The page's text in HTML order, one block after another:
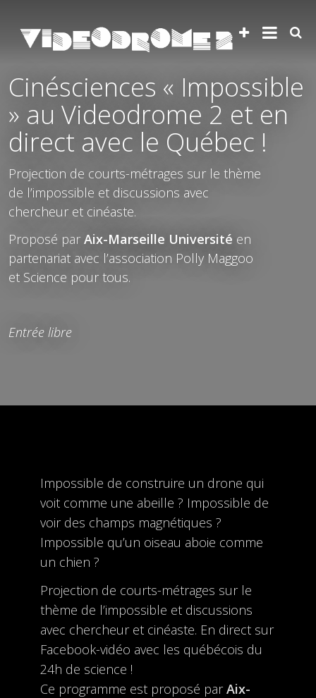
Cinésciences « Impossible
» au Videodrome 2 et en
direct avec le Québec !
Projection de courts-métrages sur le thème
de l’impossible et discussions avec
chercheur et cinéaste.
Proposé par Aix-Marseille Université en
partenariat avec l’association Polly Maggoo
et Science pour tous.
Entrée libre
Impossible de construire un drone qui
voit comme une abeille ? Impossible de
voir des champs magnétiques ?
Impossible qu’un oiseau aboie comme
un chien ?
Projection de courts-métrages sur le
thème de l’impossible et discussions
avec chercheur et cinéaste. En direct sur
Facebook-vidéo avec les québécois du
24h de science !
Ce programme est proposé parAix-